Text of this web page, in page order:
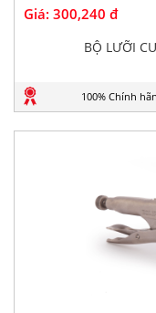
Giá: 300,240 đ
BỘ LƯỠI
100% Chính